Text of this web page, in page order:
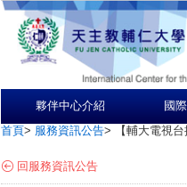
夥伴中心介紹 國
首頁> 服務資訊公告> 【輔大電視
回服務資訊公告